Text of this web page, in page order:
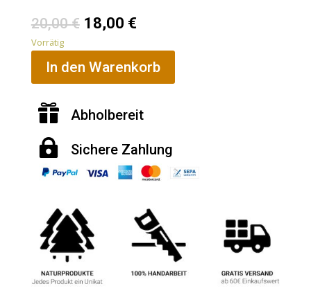
20,00€ 18,00 €
Vorrätig
In den Warenkorb
 Abholbereit
 SichereZahlung